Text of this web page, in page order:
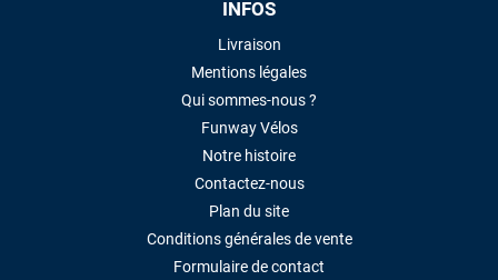
INFOS
Livraison
Mentions légales
Qui sommes-nous ?
Funway Vélos
Notre histoire
Contactez-nous
Plan du site
Conditions générales de vente
Formulaire de contact